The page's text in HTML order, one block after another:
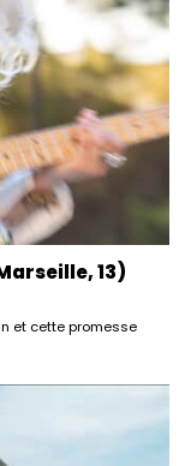
13)
et cette promesse